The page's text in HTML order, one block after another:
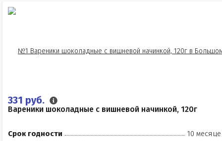
331 руб.
Вареники шоколадные с вишневой начинкой, 120г
Срок годности
10